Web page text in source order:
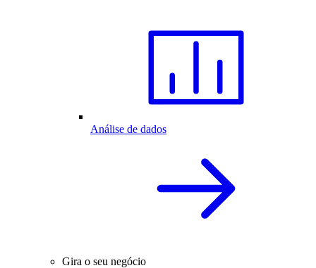
Análise de dados
Gira o seu negócio